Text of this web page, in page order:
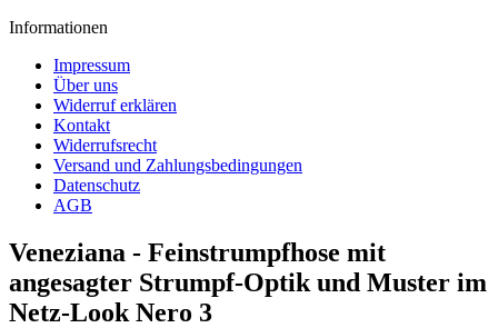
Informationen
Impressum
Über uns
Widerruf erklären
Kontakt
Widerrufsrecht
Versand und Zahlungsbedingungen
Datenschutz
AGB
Veneziana - Feinstrumpfhose mit
angesagter Strumpf-Optik und Muster im
Netz-Look Nero 3